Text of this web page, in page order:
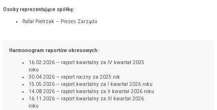
Osoby reprezentujące spółkę:
Rafał Pietrzak – Prezes Zarządu
Harmonogram raportów okresowych:
16.02.2026 – raport kwartalny za IV kwartał 2025
roku
30.04.2026 – raport roczny za 2025 rok
15.05.2026 – raport kwartalny za I kwartał 2026 roku
14.08.2026 – raport kwartalny za II kwartał 2026 roku
16.11.2026 – raport kwartalny za III kwartał 2026
roku